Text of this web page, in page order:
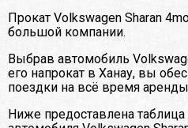
Прокат Volkswagen Sharan
большой компании.
Выбрав автомобиль
его напрокат в Ханау, вы
поездки на всё время
Ниже предоставлена таблица